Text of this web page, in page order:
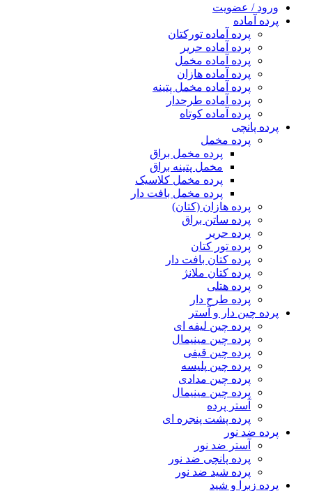
ورود / عضویت
پرده آماده
پرده آماده تورکتان
پرده آماده حریر
پرده آماده مخمل
پرده آماده هازان
پرده آماده مخمل پتینه
پرده آماده طرحدار
پرده آماده کوتاه
پرده پانچی
پرده مخمل
پرده مخمل براق
مخمل پتینه براق
پرده مخمل کلاسیک
پرده مخمل بافت دار
پرده هازان (کتان)
پرده ساتن براق
پرده حریر
پرده تور کتان
پرده کتان بافت دار
پرده کتان ملانژ
پرده هتلی
پرده طرح دار
پرده چین دار و آستر
پرده چین لیفه ای
پرده چین مینیمال
پرده چین قیفی
پرده چین پلیسه
پرده چین مدادی
پرده چین مینیمال
آستر پرده
پرده پشت پنجره ای
پرده ضد نور
آستر ضد نور
پرده پانچی ضد نور
پرده شید ضد نور
پرده زبرا و شید